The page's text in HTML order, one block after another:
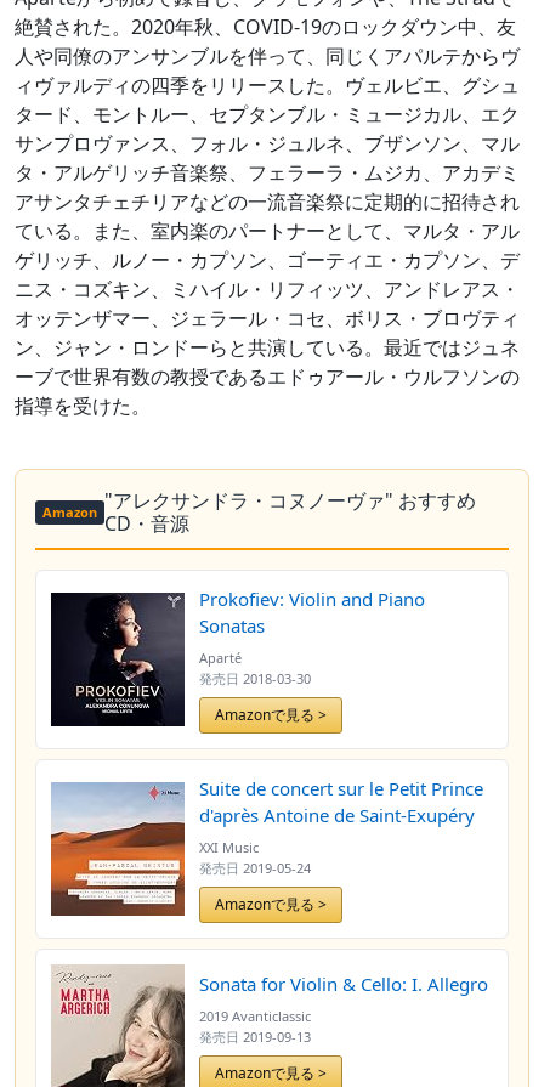
絶賛された。2020年秋、COVID-19のロックダウン中、友
人や同僚のアンサンブルを伴って、同じくアパルテからヴ
ィヴァルディの四季をリリースした。ヴェルビエ、グシュ
タード、モントルー、セプタンブル・ミュージカル、エク
サンプロヴァンス、フォル・ジュルネ、ブザンソン、マル
タ・アルゲリッチ音楽祭、フェラーラ・ムジカ、アカデミ
アサンタチェチリアなどの一流音楽祭に定期的に招待され
ている。また、室内楽のパートナーとして、マルタ・アル
ゲリッチ、ルノー・カプソン、ゴーティエ・カプソン、デ
ニス・コズキン、ミハイル・リフィッツ、アンドレアス・
オッテンザマー、ジェラール・コセ、ボリス・ブロヴティ
ン、ジャン・ロンドーらと共演している。最近ではジュネ
ーブで世界有数の教授であるエドゥアール・ウルフソンの
指導を受けた。
Amazon "アレクサンドラ・コヌノーヴァ" おすすめ
CD・音源
Prokofiev: Violin and Piano
Sonatas
Aparté
発売日 2018-03-30
Amazonで見る >
Suite de concert sur le Petit Prince
d'après Antoine de Saint-Exupéry
XXI Music
発売日 2019-05-24
Amazonで見る >
Sonata for Violin & Cello: I. Allegro
2019 Avanticlassic
発売日 2019-09-13
Amazonで見る >